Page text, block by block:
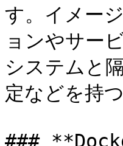
す。イメー
ョンやサー
システムと
定などを持
###